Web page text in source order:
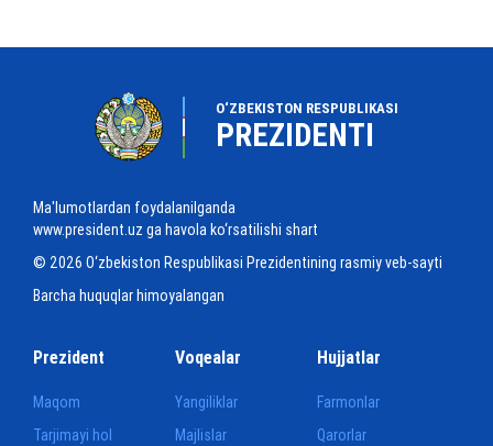
O‘ZBEKISTON RESPUBLIKASI
PREZIDENTI
Ma'lumotlardan foydalanilganda
www.president.uz ga havola ko‘rsatilishi shart
© 2026 O‘zbekiston Respublikasi Prezidentining rasmiy veb-sayti
Barcha huquqlar himoyalangan
Prezident
Maqom
Tarjimayi hol
Voqealar
Yangiliklar
Majlislar
Hujjatlar
Farmonlar
Qarorlar